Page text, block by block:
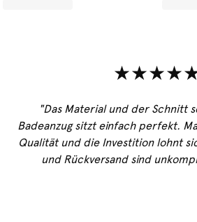
"Das Material und der Schnitt
Badeanzug sitzt einfach perfekt.
Qualität und die Investition lohnt
und Rückversand sind